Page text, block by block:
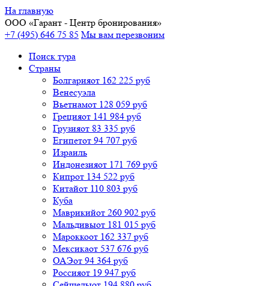
На главную
ООО «Гарант - Центр бронирования»
+7 (495) 646 75 85 Мы вам перезвоним
Поиск тура
Cтраны
Болгарияот 162 225 руб
Венесуэла
Вьетнамот 128 059 руб
Грецияот 141 984 руб
Грузияот 83 335 руб
Египетот 94 707 руб
Израиль
Индонезияот 171 769 руб
Кипрот 134 522 руб
Китайот 110 803 руб
Куба
Маврикийот 260 902 руб
Мальдивыот 181 015 руб
Мароккоот 162 337 руб
Мексикаот 537 676 руб
ОАЭот 94 364 руб
Россияот 19 947 руб